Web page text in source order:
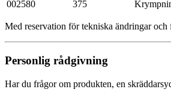
002580
375
Med reservation för tekniska ändringar och
Personlig rådgivning
Har du frågor om produkten, en